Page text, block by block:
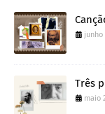
junho
Três
maio